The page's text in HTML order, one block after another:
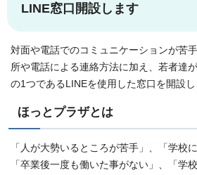
LINE窓口開設します
対面や電話でのコミュニケーションが苦
所や電話による連絡方法に加え、若者達
の1つであるLINEを使用した窓口を開設し
ほっとプラザとは
「人が大勢いるところが苦手」、「学校
「卒業後一度も働いた事がない」、「学